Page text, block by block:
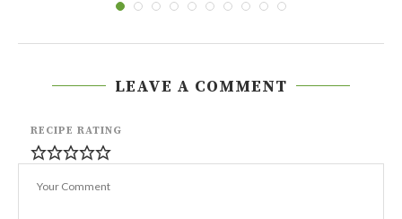
LEAVE A COMMENT
RECIPE RATING